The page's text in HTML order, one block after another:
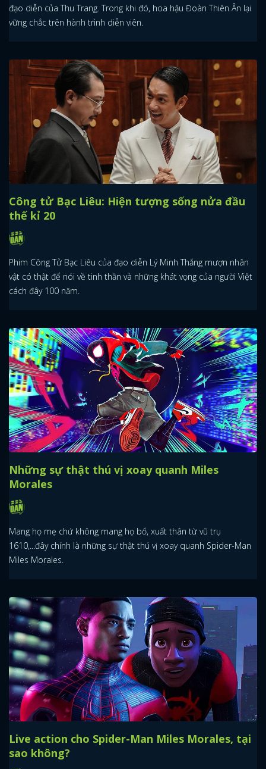
đạo diễn của Thu Trang. Trong khi đó, hoa hậu Đoàn Thiên Ân lại
vững chắc trên hành trình diễn viên.
Công tử Bạc Liêu: Hiện tượng sống nửa đầu
thế kỉ 20
Phim Công Tử Bạc Liêu của đạo diễn Lý Minh Thắng mượn nhân
vật có thật để nói về tinh thần và những khát vọng của người Việt
cách đây 100 năm.
Những sự thật thú vị xoay quanh Miles
Morales
Mang họ mẹ chứ không mang họ bố, xuất thân từ vũ trụ
1610,...đây chính là những sự thật thú vị xoay quanh Spider-Man
Miles Morales.
Live action cho Spider-Man Miles Morales, tại
sao không?